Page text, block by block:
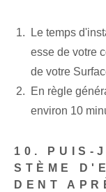
Le temps
esse de votre
de votre
En règle
environ 10
10. PUIS-
STÈME
DENT